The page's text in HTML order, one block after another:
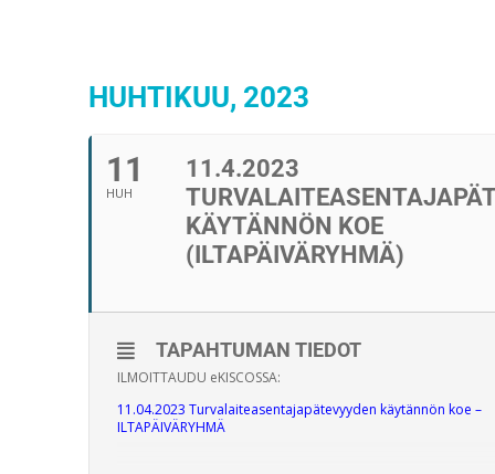
HUHTIKUU, 2023
11
HUH
11.4.2023
KÄYTÄNNÖN KOE
(ILTAPÄIVÄRYHMÄ)
TAPAHTUMAN TIEDOT
ILMOITTAUDU eKISCOSSA:
11.04.2023 Turvalaiteasentajapätevyyden käytännön koe –
ILTAPÄIVÄRYHMÄ